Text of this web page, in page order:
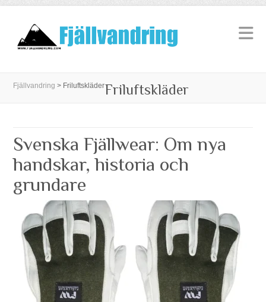
Fjällvandring > FriluftskläderFriluftskläder
Svenska Fjällwear: Om nya
handskar, historia och
grundare